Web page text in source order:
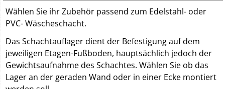
Wählen Sie ihr Zubehör passend zum Edelstahl- oder
PVC- Wäscheschacht.
Das Schachtauflager dient der Befestigung auf dem
jeweiligen Etagen-Fußboden, hauptsächlich jedoch der
Gewichtsaufnahme des Schachtes. Wählen Sie ob das
Lager an der geraden Wand oder in einer Ecke montiert